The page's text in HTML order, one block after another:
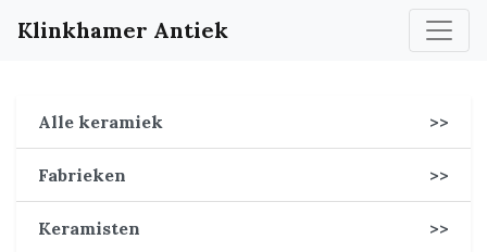
Klinkhamer Antiek
Alle keramiek >>
Fabrieken >>
Keramisten >>